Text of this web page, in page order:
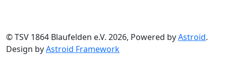
© TSV 1864 Blaufelden e.V. 2026, Powered byAstroid.
Design byAstroid Framework